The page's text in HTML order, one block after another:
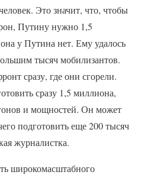
Это значит, что, чтобы
Путину нужно 1,5
у Путина нет. Ему удалось
тысяч мобилизантов.
сразу, где они сгорели.
сразу 1,5 миллиона,
и мощностей. Он может
подготовить еще 200 тысяч
журналистка.
широкомасштабного